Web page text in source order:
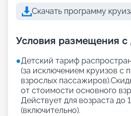
Скачать программу
Условия размещения с
●Детский тариф
(за исключением круизов с
взрослых
от стоимости основного
Действует для возраста до
(включительно).